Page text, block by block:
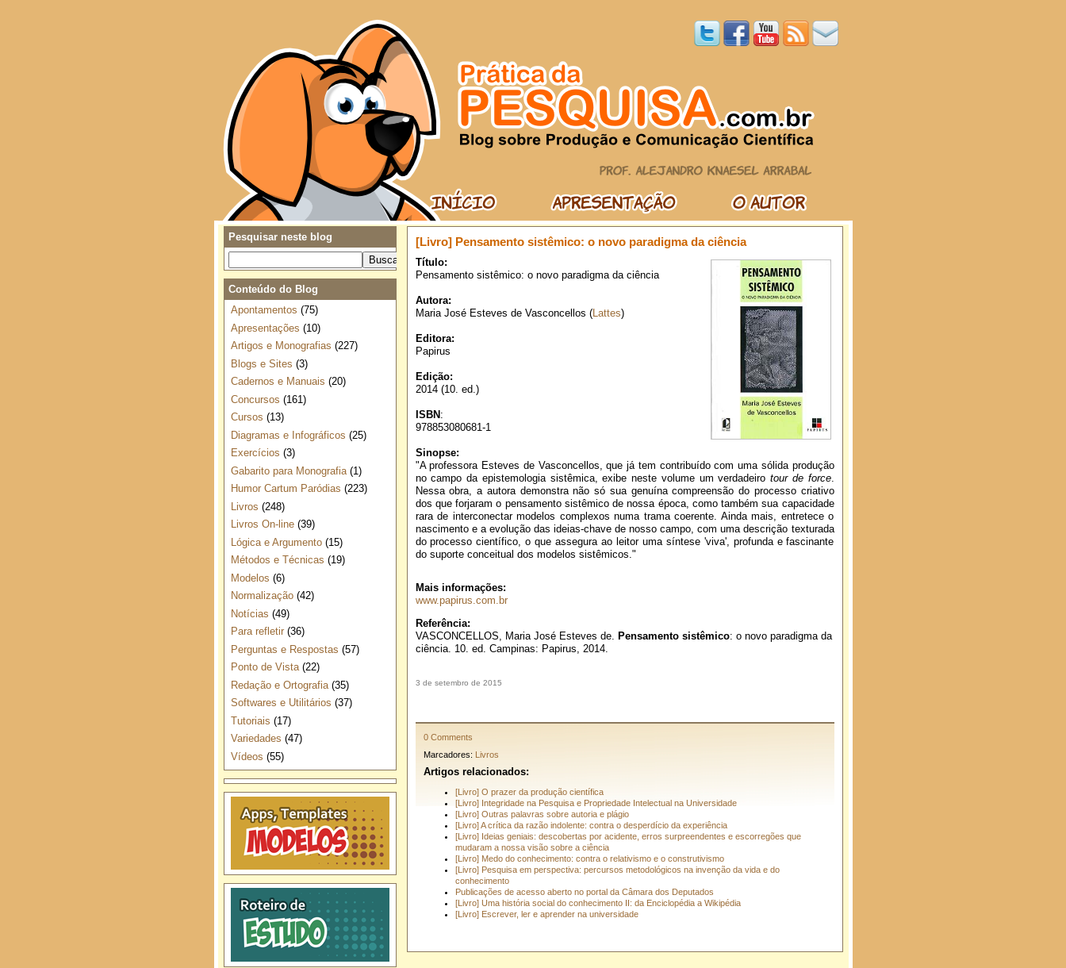
[Livro] Pensamento sistêmico: o novo paradigma da ciência
Título:
Pensamento sistêmico: o novo paradigma da ciência
Autora:
Maria José Esteves de Vasconcellos (Lattes)
Editora:
Papirus
Edição:
2014 (10. ed.)
ISBN :
978853080681-1
Sinopse:
"A professora Esteves de Vasconcellos, que já tem contribuído com uma sólida produção
no campo da epistemologia sistêmica, exibe neste volume um verdadeiro tour de force.
Nessa obra, a autora demonstra não só sua genuína compreensão do processo criativo
dos que forjaram o pensamento sistêmico de nossa época, como também sua capacidade
rara de interconectar modelos complexos numa trama coerente. Ainda mais, entretece o
nascimento e a evolução das ideias-chave de nosso campo, com uma descrição texturada
do processo científico, o que assegura ao leitor uma síntese 'viva', profunda e fascinante
do suporte conceitual dos modelos sistêmicos."
Mais informações:
www.papirus.com.br
Referência:
VASCONCELLOS, Maria José Esteves de. Pensamento sistêmico: o novo paradigma da
ciência. 10. ed. Campinas: Papirus, 2014.
3 de setembro de 2015
0 Comments
Marcadores: Livros
Artigos relacionados:
[Livro] O prazer da produção científica
[Livro] Integridade na Pesquisa e Propriedade Intelectual na Universidade
[Livro] Outras palavras sobre autoria e plágio
[Livro] A crítica da razão indolente: contra o desperdício da experiência
[Livro] Ideias geniais: descobertas por acidente, erros surpreendentes e escorregões que
mudaram a nossa visão sobre a ciência
[Livro] Medo do conhecimento: contra o relativismo e o construtivismo
[Livro] Pesquisa em perspectiva: percursos metodológicos na invenção da vida e do
conhecimento
Publicações de acesso aberto no portal da Câmara dos Deputados
[Livro] Uma história social do conhecimento II: da Enciclopédia a Wikipédia
[Livro] Escrever, ler e aprender na universidade
Pesquisar neste blog
Conteúdo do Blog
Apontamentos (75)
Apresentações (10)
Artigos e Monografias (227)
Blogs e Sites (3)
Cadernos e Manuais (20)
Concursos (161)
Cursos (13)
Diagramas e Infográficos (25)
Exercícios (3)
Gabarito para Monografia (1)
Humor Cartum Paródias (223)
Livros (248)
Livros On-line (39)
Lógica e Argumento (15)
Métodos e Técnicas (19)
Modelos (6)
Normalização (42)
Notícias (49)
Para refletir (36)
Perguntas e Respostas (57)
Ponto de Vista (22)
Redação e Ortografia (35)
Softwares e Utilitários (37)
Tutoriais (17)
Variedades (47)
Vídeos (55)